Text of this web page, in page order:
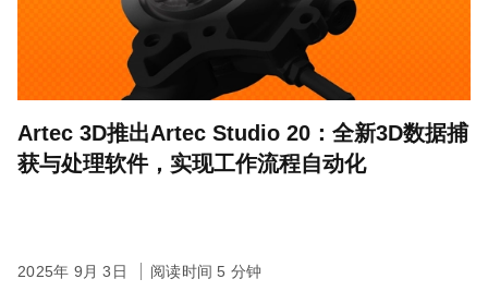
Artec 3D推出Artec Studio 20：全新3D数据捕
获与处理软件，实现工作流程自动化
2025年 9月 3日 阅读时间 5 分钟